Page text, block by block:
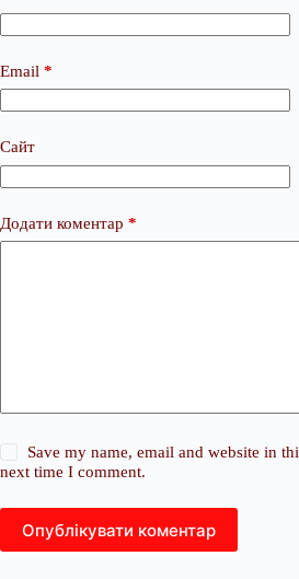
Email *
Сайт
Додати коментар *
Save my name, email and website in
next time I comment.
Опублікувати коментар